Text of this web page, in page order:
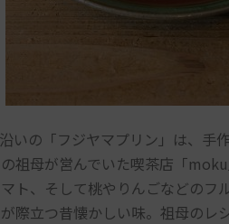
いの「フジヤマプリン」は、手
祖母が営んでいた喫茶店「
ト、そして桃やりんごなどのフ
際立つ昔懐かしい味。祖母のレ